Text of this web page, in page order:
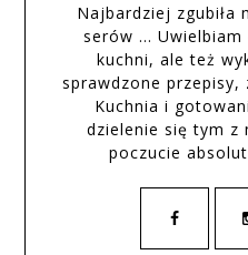
Najbardziej zgubiła
serów … Uwielbiam
kuchni, ale też
sprawdzone przepisy,
Kuchnia i
dzielenie się tym z
poczucie